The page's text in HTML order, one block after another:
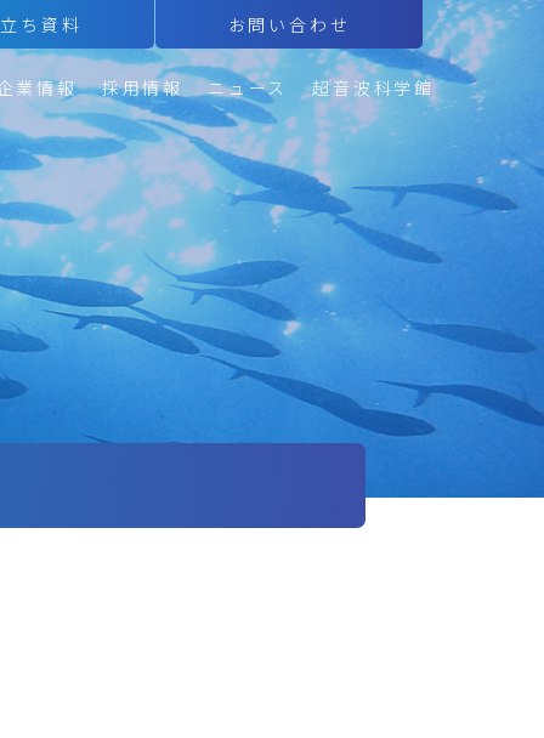
ち資料 お問い合わせ
業情報 採用情報 ニュース 超音波科学館